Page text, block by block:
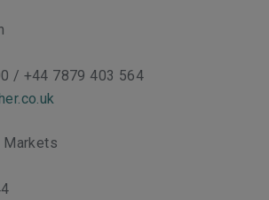
/ +44 7879 403 564
Markets